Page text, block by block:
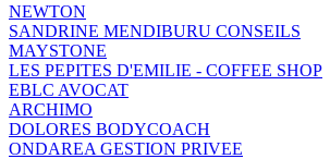
NEWTON
SANDRINE MENDIBURU CONSEILS
MAYSTONE
LES PEPITES D'EMILIE - COFFEE SHOP
EBLC AVOCAT
ARCHIMO
DOLORES BODYCOACH
ONDAREA GESTION PRIVEE